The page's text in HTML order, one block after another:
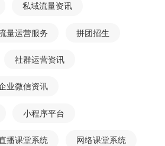
私域流量资讯
量运营服务 拼团招生
社群运营资讯
业微信资讯
小程序平台
播课堂系统 网络课堂系统